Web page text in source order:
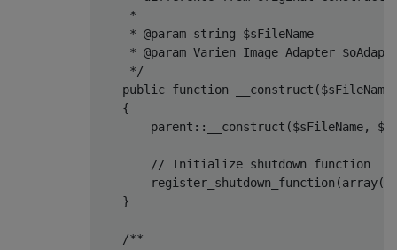
     *
     * @param string $sFileName
* @param Varien_Image_Adapter
     */
public
function __construct (
{
        parent
:: __construct ($sFileName,
// Initialize shutdown function
        register_shutdown_function
(array(
}
/**